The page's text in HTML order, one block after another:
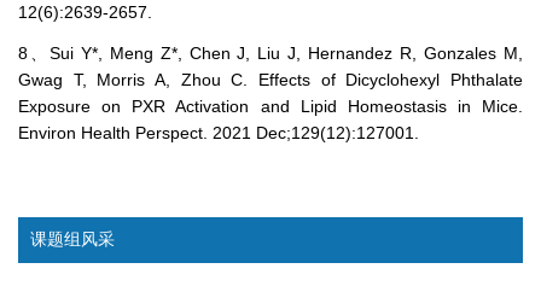
12(6):2639-2657.
8、Sui Y*, Meng Z*, Chen J, Liu J, Hernandez R, Gonzales M,
Gwag T, Morris A, Zhou C. Effects of Dicyclohexyl Phthalate
Exposure on PXR Activation and Lipid Homeostasis in Mice.
Environ Health Perspect. 2021 Dec;129(12):127001.
课题组风采